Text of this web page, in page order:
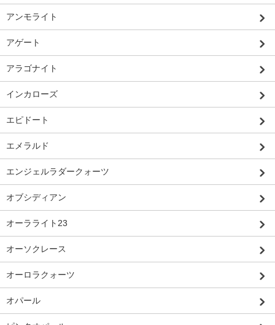
アンモライト
アゲート
アラゴナイト
インカローズ
エピドート
エメラルド
エンジェルラダークォーツ
オブシディアン
オーラライト23
オーソクレース
オーロラクォーツ
オパール